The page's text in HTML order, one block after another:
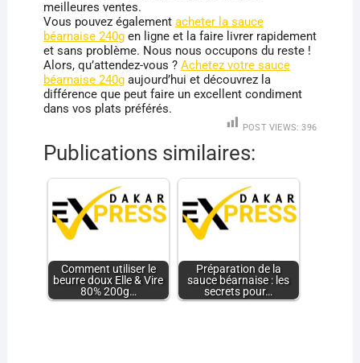
meilleures ventes.
Vous pouvez également acheter la sauce
béarnaise 240gen ligne et la faire livrer rapidement
et sans problème. Nous nous occupons du reste !
Alors, qu’attendez-vous ? Achetez votre sauce
béarnaise 240gaujourd’hui et découvrez la
différence que peut faire un excellent condiment
dans vos plats préférés.
POST VIEWS: 396
Publications similaires:
Comment utiliser le
beurre doux Elle & Vire
80% 200g…
Préparation de la
sauce béarnaise : les
secrets pour…